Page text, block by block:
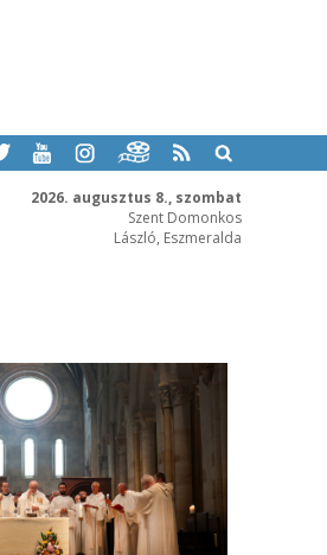
2026. augusztus 8., szombat
Szent Domonkos
László, Eszmeralda